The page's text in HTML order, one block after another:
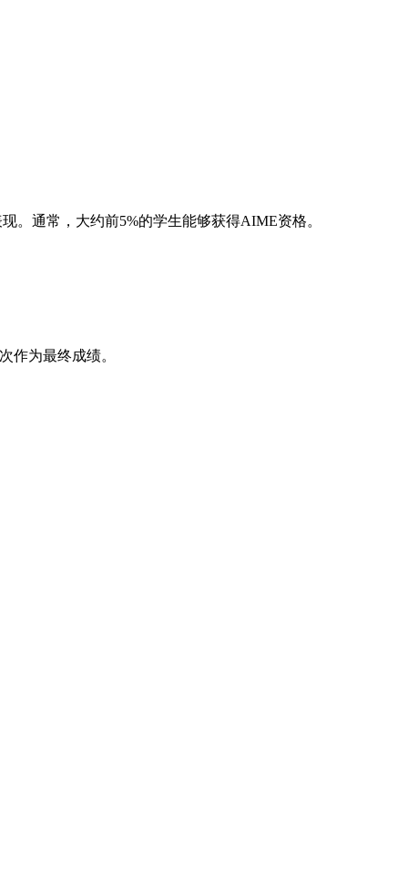
。通常，大约前5%的学生能够获得AIME资格。
作为最终成绩。